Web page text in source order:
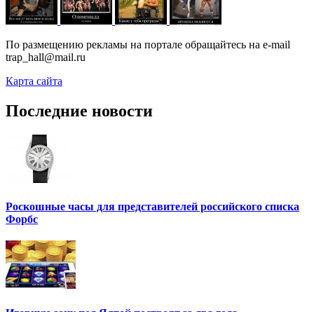
По размещению рекламы на портале обращайтесь на e-mail
trap_hall@mail.ru
Карта сайта
Последние новости
Роскошные часы для представителей российского списка
Форбс